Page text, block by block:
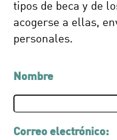
tipos de beca y de
acogerse a ellas,
personales.
Nombre
Correo electrónico: